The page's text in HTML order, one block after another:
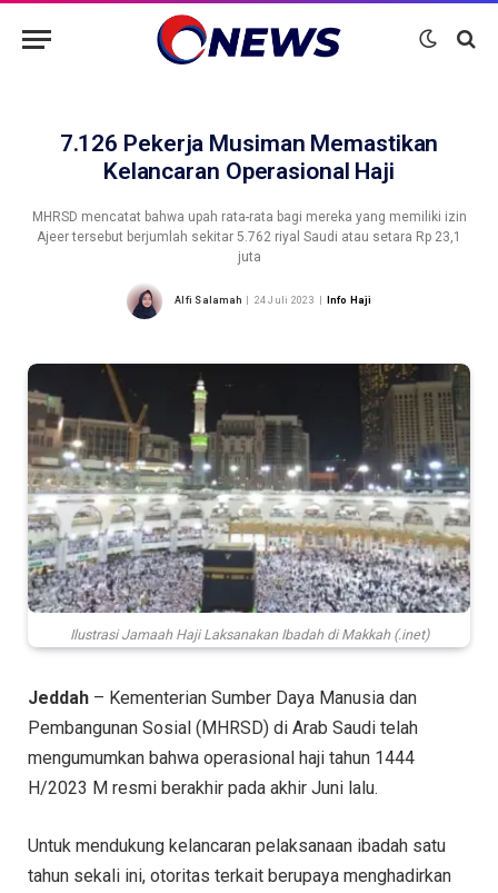
7.126 Pekerja Musiman Memastikan
Kelancaran Operasional Haji
MHRSD mencatat bahwa upah rata-rata bagi mereka yang memiliki izin
Ajeer tersebut berjumlah sekitar 5.762 riyal Saudi atau setara Rp 23,1
juta
Alfi Salamah 24 Juli 2023 Info Haji
Ilustrasi Jamaah Haji Laksanakan Ibadah di Makkah (.inet)
Jeddah – Kementerian Sumber Daya Manusia dan
Pembangunan Sosial (MHRSD) di Arab Saudi telah
mengumumkan bahwa operasional haji tahun 1444
H/2023 M resmi berakhir pada akhir Juni lalu.
Untuk mendukung kelancaran pelaksanaan ibadah satu
tahun sekali ini, otoritas terkait berupaya menghadirkan